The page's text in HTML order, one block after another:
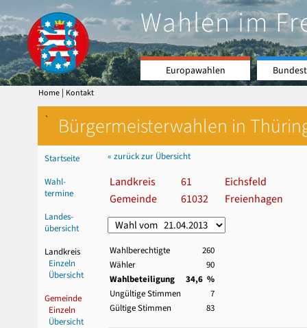
Wahlen im
Europawahlen
Home | Kontakt
` Bürgermeisterwahlen in
Startseite
Wahl-
termine
Landes-
übersicht
Landkreis
Einzeln
Übersicht
Gemeinde
Einzeln
Übersicht
« zurück zur Übersicht
Landkreis 61
Eichsfeld
Gemeinde
61032 Freienhagen
Wahlberechtigte
260
Wähler
90
Wahlbeteiligung
34,6 %
Ungültige Stimmen
7
Gültige Stimmen
83